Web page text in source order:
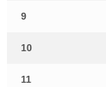
9
10
11